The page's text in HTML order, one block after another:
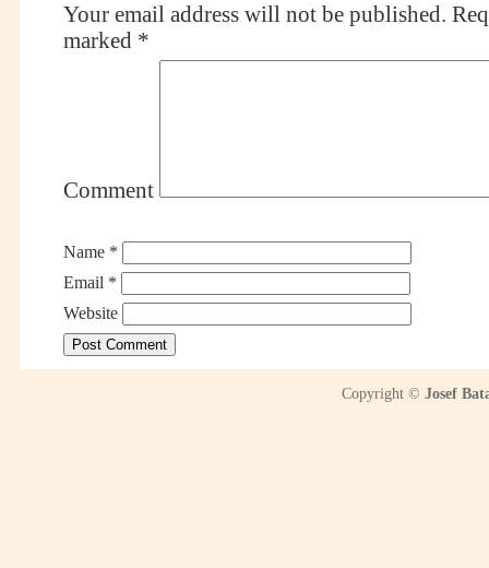
Your email address will not be published.
marked *
Comment
Name *
Email *
Website
Copyright © Josef